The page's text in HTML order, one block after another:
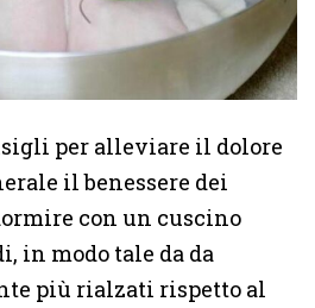
per alleviare il dolore
il benessere dei
con un cuscino
in modo tale da da
più rialzati rispetto al